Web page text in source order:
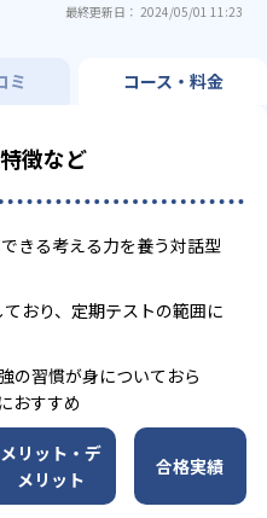
最終更新日： 2024/05/01 11:23
ミ コース・料金
徴など
きる考える力を養う対話型
おり、定期テストの範囲に
の習慣が身についておら
おすすめ
メリット・デ
メリット
合格実績